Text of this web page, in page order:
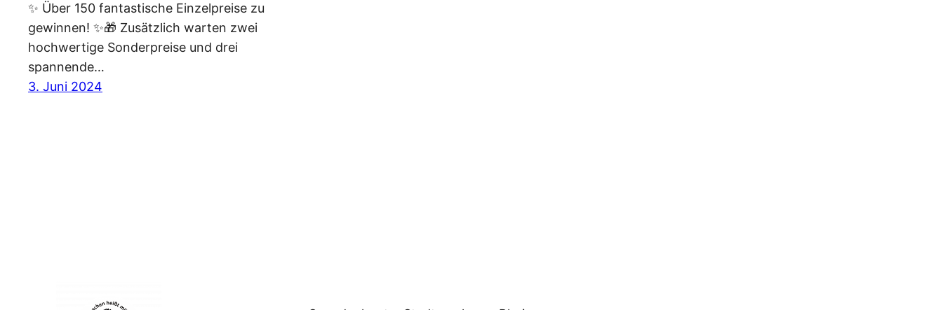
✨ Über 150 fantastische Einzelpreise zu
gewinnen! ✨🎁 Zusätzlich warten zwei
hochwertige Sonderpreise und drei
spannende…
3. Juni 2024